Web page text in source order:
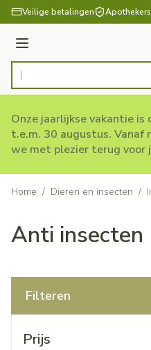
Ga naar de inhoud
Veilige betalingen
Menu
Product, merk, categorie...
Onze jaarlijkse vakantie
t.e.m. 30 augustus. Vanaf
we met plezier terug voor
Home / Dieren en insecten /
Anti insecten
Filteren
Prijs